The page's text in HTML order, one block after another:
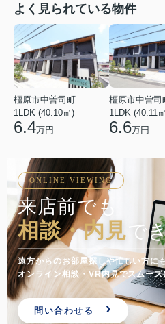
よく見られている物件
橿原市中曽司町
1LDK (40.10㎡)
6.4万円
橿原市中曽司
1LDK (40.11
6.6万円
ONLINE VIEWING
来店前でも
相談・内見 で
遠方からのお部屋探しや忙しい方に
オンライン相談・VR内見でスムー
問い合わせる